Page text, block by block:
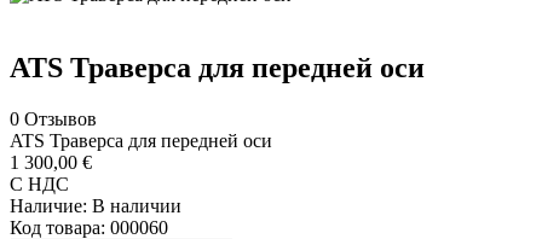
ATS Траверса для передней оси
0 Отзывов
ATS Траверса для передней оси
1 300,00 €
С НДС
Наличие: В наличии
Код товара: 000060